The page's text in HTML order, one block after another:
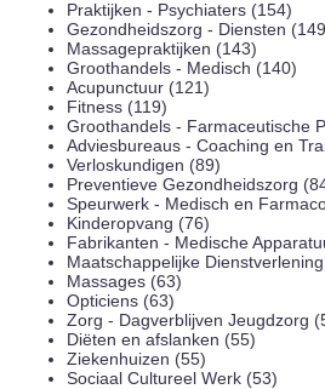
Praktijken - Psychiaters (154)
Gezondheidszorg - Diensten
Massagepraktijken (143)
Groothandels - Medisch (140)
Acupunctuur (121)
Fitness (119)
Groothandels - Farmaceutische
Adviesbureaus - Coaching en
Verloskundigen (89)
Preventieve Gezondheidszorg
Speurwerk - Medisch en
Kinderopvang (76)
Fabrikanten - Medische
Maatschappelijke
Massages (63)
Opticiens (63)
Zorg - Dagverblijven Jeugdzorg
Diëten en afslanken (55)
Ziekenhuizen (55)
Sociaal Cultureel Werk (53)